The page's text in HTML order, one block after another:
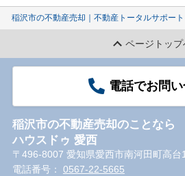
稲沢市の不動産売却｜不動産トータルサポート
ページトップ
電話でお問
稲沢市の不動産売却のことなら
ハウスドゥ 愛西
〒496-8007 愛知県愛西市南河田町高台
電話番号： 0567-22-5665